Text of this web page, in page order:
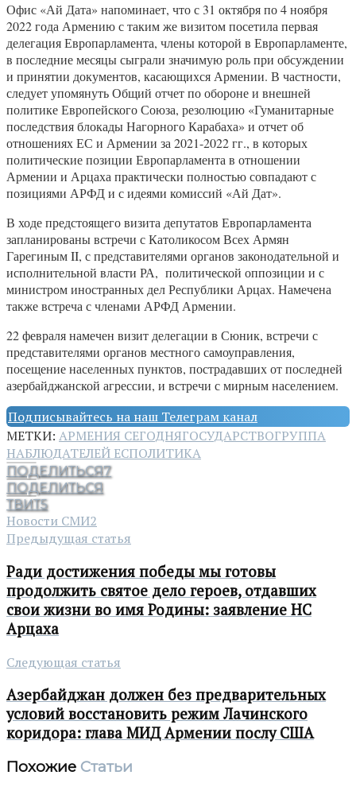
Офис «Ай Дата» напоминает, что с 31 октября по 4 ноября
2022 года Армению с таким же визитом посетила первая
делегация Европарламента, члены которой в Европарламенте,
в последние месяцы сыграли значимую роль при обсуждении
и принятии документов, касающихся Армении. В частности,
следует упомянуть Общий отчет по обороне и внешней
политике Европейского Союза, резолюцию «Гуманитарные
последствия блокады Нагорного Карабаха» и отчет об
отношениях ЕС и Армении за 2021-2022 гг., в которых
политические позиции Европарламента в отношении
Армении и Арцаха практически полностью совпадают с
позициями АРФД и с идеями комиссий «Ай Дат».
В ходе предстоящего визита депутатов Европарламента
запланированы встречи с Католикосом Всех Армян
Гарегиным II, с представителями органов законодательной и
исполнительной власти РА, политической оппозиции и с
министром иностранных дел Республики Арцах. Намечена
также встреча с членами АРФД Армении.
22 февраля намечен визит делегации в Сюник, встречи с
представителями органов местного самоуправления,
посещение населенных пунктов, пострадавших от последней
азербайджанской агрессии, и встречи с мирным населением.
Подписывайтесь на наш Телеграм канал
МЕТКИ: АРМЕНИЯ СЕГОДНЯГОСУДАРСТВОГРУППА
НАБЛЮДАТЕЛЕЙ ЕСПОЛИТИКА
ПОДЕЛИТЬСЯ7
ПОДЕЛИТЬСЯ
ТВИТ5
Новости СМИ2
Предыдущая статья
Ради достижения победы мы готовы
продолжить святое дело героев, отдавших
свои жизни во имя Родины: заявление НС
Арцаха
Следующая статья
Азербайджан должен без предварительных
условий восстановить режим Лачинского
коридора: глава МИД Армении послу США
Похожие Статьи